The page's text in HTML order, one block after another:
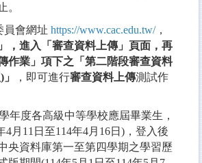
。
員會網址 https://www.cac.edu.tw/，
，進入「審查資料上傳」頁面，再
作業」項下之「第二階段審查資料
，即可進行審查資料上傳測試作
年度各高級中等學校應屆畢業生，
4月11日至114年4月16日)，登入後
央資料庫第一至第四學期之學習歷